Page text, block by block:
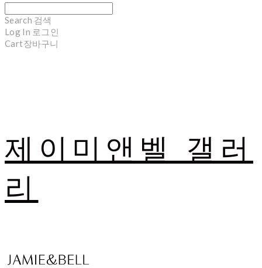
Search 검색
Log In 로그인
Cart장바구니
제이미앤벨 갤러
리